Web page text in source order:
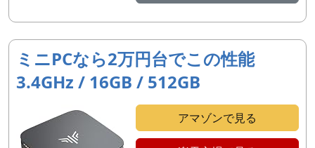
ミニPCなら2万円台でこの性能
3.4GHz / 16GB / 512GB
アマゾンで見る